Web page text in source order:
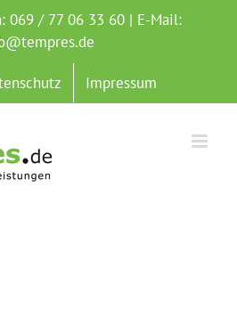
069 / 77 06 33 60 | E-Mail:
Impressum